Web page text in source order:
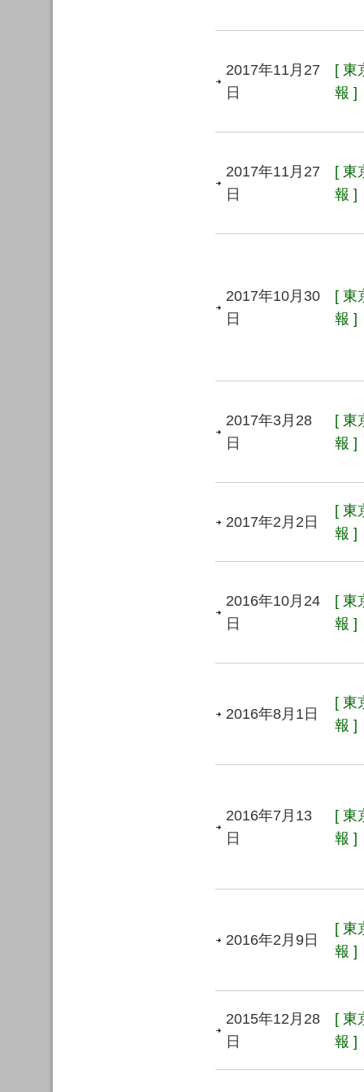
2017年11月27
日
[ 東
報 ]
2017年11月27
日
[ 東
報 ]
2017年10月30
日
[ 東
報 ]
2017年3月28
日
[ 東
報 ]
2017年2月2日
[ 東
報 ]
2016年10月24
日
[ 東
報 ]
2016年8月1日
[ 東
報 ]
2016年7月13
日
[ 東
報 ]
2016年2月9日
[ 東
報 ]
2015年12月28
日
[ 東
報 ]